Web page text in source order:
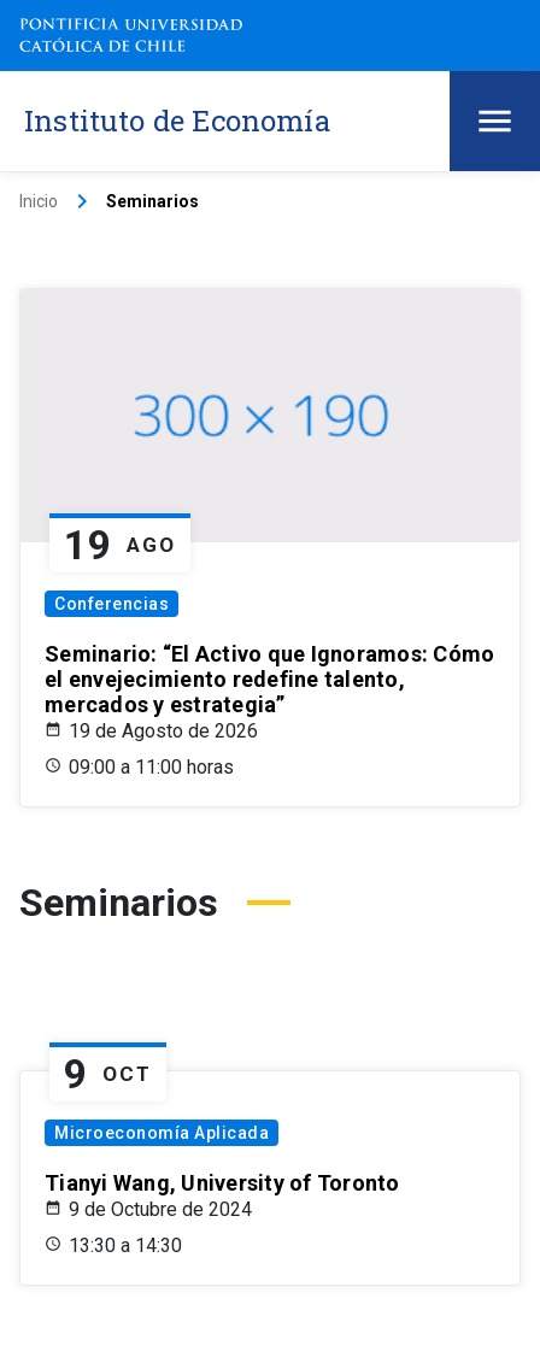
Instituto de Economía
Inicio keyboard_arrow_right Seminarios
19 AGO
Conferencias
Seminario: “El Activo que Ignoramos: Cómo
el envejecimiento redefine talento,
mercados y estrategia”
19 de Agosto de 2026
09:00 a 11:00 horas
Seminarios
9 OCT
Microeconomía Aplicada
Tianyi Wang, University of Toronto
9 de Octubre de 2024
13:30 a 14:30